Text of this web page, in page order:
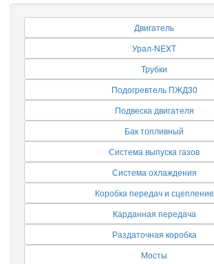
Двигатель
Урал-NEXT
Трубки
Подогревтель ПЖД30
Подвеска двигателя
Бак топливный
Система выпуска газов
Система охлаждения
Коробка передач и сцепление
Карданная передача
Раздаточная коробка
Мосты